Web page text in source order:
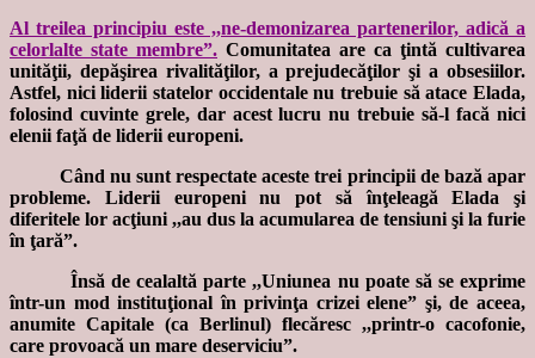
Al treilea principiu este ,,ne-demonizarea partenerilor, adică a
celorlalte state membre”. Comunitatea are ca ţintă cultivarea
unităţii, depăşirea rivalităţilor, a prejudecăţilor şi a obsesiilor.
Astfel, nici liderii statelor occidentale nu trebuie să atace Elada,
folosind cuvinte grele, dar acest lucru nu trebuie să-l facă nici
elenii faţă de liderii europeni.
Când nu sunt respectate aceste trei principii de bază apar
probleme. Liderii europeni nu pot să înţeleagă Elada şi
diferitele lor acţiuni ,,au dus la acumularea de tensiuni şi la furie
în ţară”.
Însă de cealaltă parte ,,Uniunea nu poate să se exprime
într-un mod instituţional în privinţa crizei elene” şi, de aceea,
anumite Capitale (ca Berlinul) flecăresc ,,printr-o cacofonie,
care provoacă un mare deserviciu”.